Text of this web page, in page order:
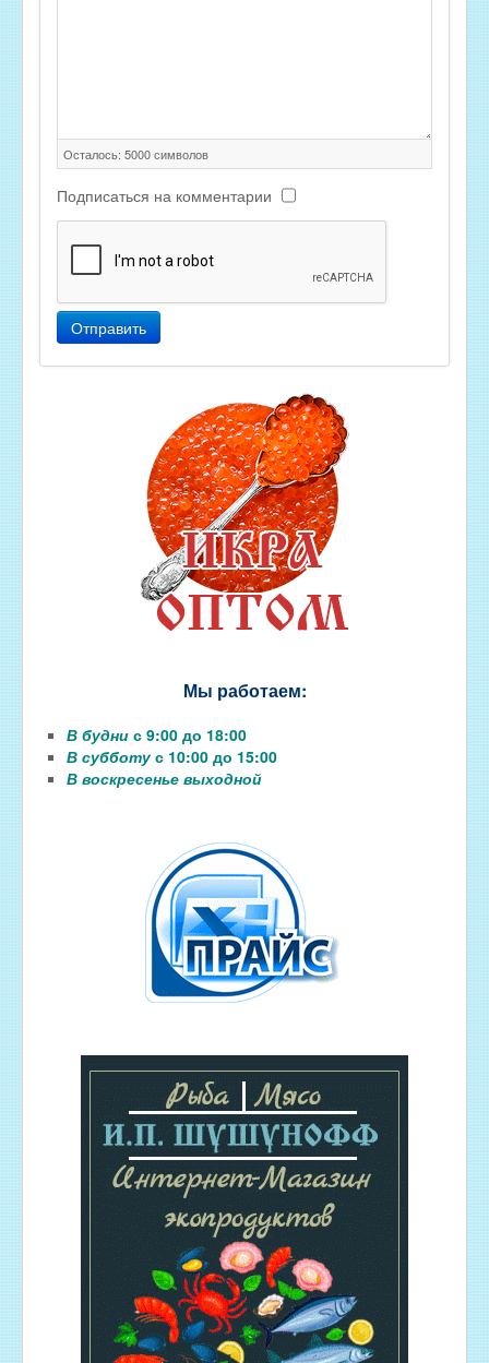
Осталось: 5000символов
Подписаться на комментарии
Отправить
Мы работаем:
В будни с 9:00 до 18:00
В субботус 10:00 до 15:00
В воскресенье выходной